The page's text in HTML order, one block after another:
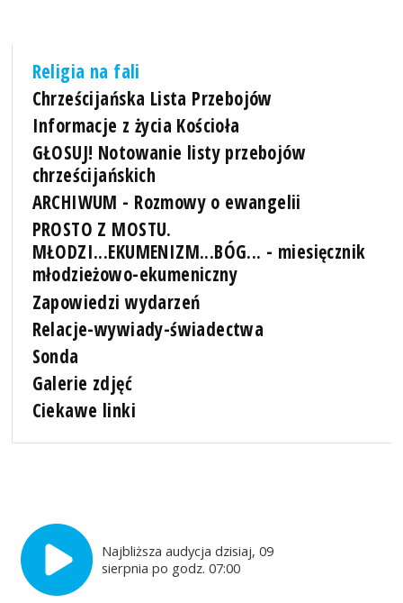
Religia na fali
Chrześcijańska Lista Przebojów
Informacje z życia Kościoła
GŁOSUJ! Notowanie listy przebojów
chrześcijańskich
ARCHIWUM - Rozmowy o ewangelii
PROSTO Z MOSTU.
MŁODZI...EKUMENIZM...BÓG... - miesięcznik
młodzieżowo-ekumeniczny
Zapowiedzi wydarzeń
Relacje-wywiady-świadectwa
Sonda
Galerie zdjęć
Ciekawe linki
Najbliższa audycja dzisiaj, 09
sierpnia po godz. 07:00